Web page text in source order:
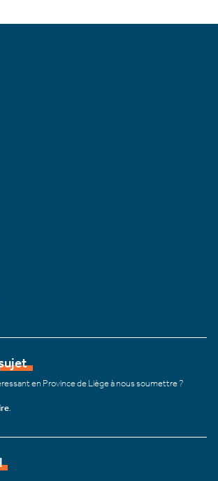
en Province de Liège à nous soumettre ?